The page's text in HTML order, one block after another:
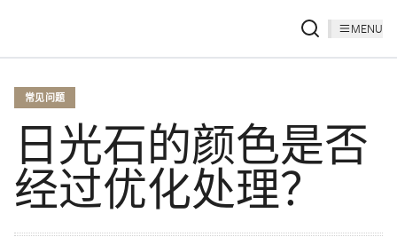
MENU
常见问题
日光石的颜色是否
经过优化处理？